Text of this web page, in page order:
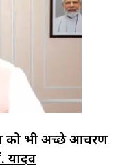
को भी अच्छे आचरण
यादव